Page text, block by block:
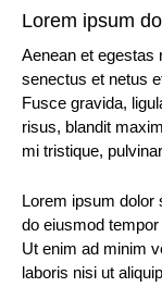
Lorem ipsum
Aenean et egestas
senectus et netus
Fusce gravida,
risus, blandit
mi tristique,
Lorem ipsum dolor
do eiusmod
Ut enim ad minim
laboris nisi ut